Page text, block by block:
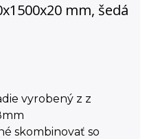
mm, šedá
vyrobený z z
skombinovať so